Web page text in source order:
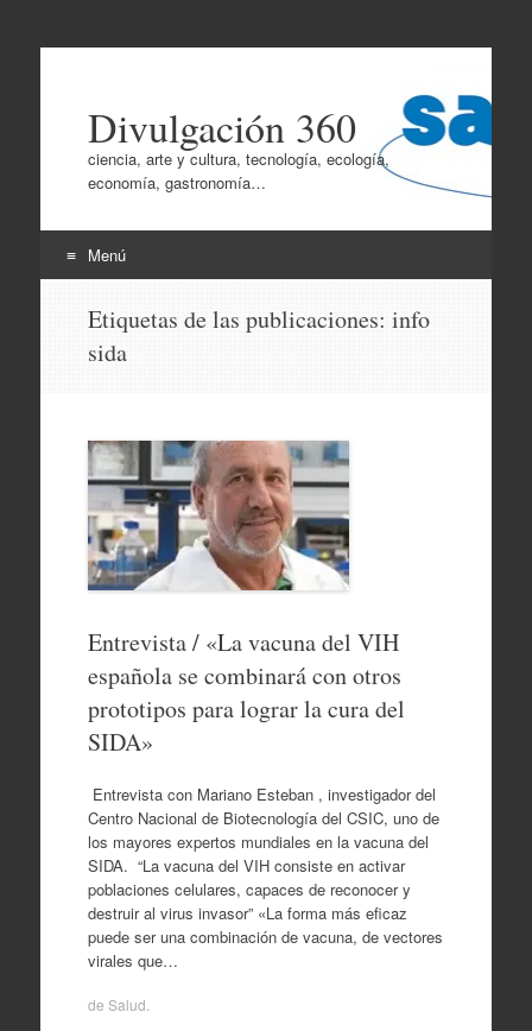
Divulgación 360
ciencia, arte y cultura, tecnología, ecología,
economía, gastronomía…
Menú
contenido
Etiquetas de las publicaciones: info
sida
Entrevista / «La vacuna del VIH
española se combinará con otros
prototipos para lograr la cura del
SIDA»
Entrevista con Mariano Esteban , investigador del
Centro Nacional de Biotecnología del CSIC, uno de
los mayores expertos mundiales en la vacuna del
SIDA. “La vacuna del VIH consiste en activar
poblaciones celulares, capaces de reconocer y
destruir al virus invasor” «La forma más eficaz
puede ser una combinación de vacuna, de vectores
virales que…
de Salud